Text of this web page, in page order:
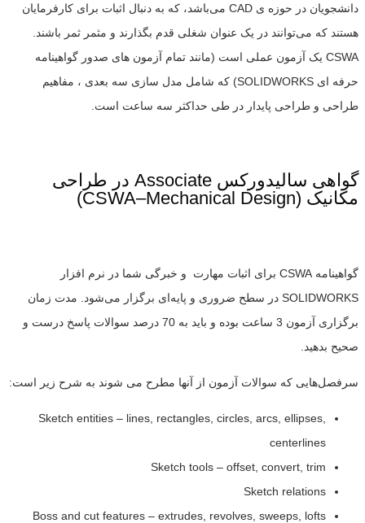
دانشجویان در حوزه ی CAD می‌باشد، که به دنبال اثبات برای کارفرمایان
هستند که می‌توانند در یک عنوان شغلی قدم بگذارند و مثمر ثمر باشند.
CSWA یک آزمون عملی است (مانند تمام آزمون های صدور گواهینامه
حرفه ای SOLIDWORKS) که شامل مدل سازی سه بعدی ، مفاهیم
طراحی و طراحی پایدار در طی حداکثر سه ساعت است.
گواهی سالیدورکس Associate در طراحی
مکانیک (CSWA–Mechanical Design)
گواهینامه CSWA برای اثبات مهارت و خبرگی شما در نرم افزار
SOLIDWORKS در سطح ضروری و پایه‌ای برگزار می‌شود. مدت زمان
برگزاری آزمون 3 ساعت بوده و باید به 70 درصد سوالات پاسخ درست و
صحیح بدهید.
سرفصل‌هایی که سوالات آزمون از آنها مطرح می شوند به شرح زیر است:
Sketch entities – lines, rectangles, circles, arcs, ellipses,
centerlines
Sketch tools – offset, convert, trim
Sketch relations
Boss and cut features – extrudes, revolves, sweeps, lofts